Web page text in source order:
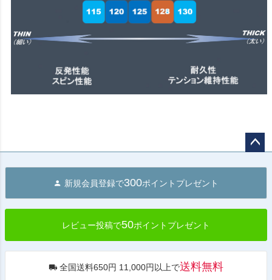
へ
新規会員登録で300ポイントプレゼント
レビュー投稿で50ポイントプレゼント
全国送料650円 11,000円以上で送料無料